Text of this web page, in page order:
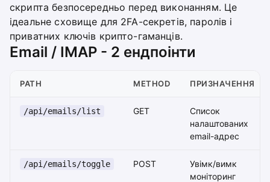
скрипта безпосередньо перед виконанням. Це
ідеальне сховище для 2FA-секретів, паролів і
приватних ключів крипто-гаманців.
Email / IMAP - 2 ендпоінти
PATH METHOD ПРИЗНАЧЕННЯ
/api/emails/list GET
Список
налаштованих
email-адрес
/api/emails/toggle POST
Увімк/вимк
моніторинг